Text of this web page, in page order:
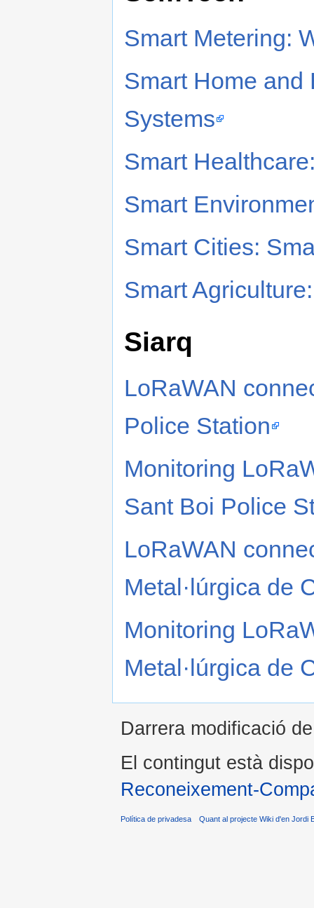
Smart Metering:
Smart Home and
Systems
Smart
Smart
Smart Cities:
Smart
Siarq
LoRaWAN
Police Station
Monitoring
Sant Boi Police
LoRaWAN
Metal·lúrgica de
Monitoring
Metal·lúrgica de
Darrera modificació
El contingut està
Reconeixement-
Política de privadesa Quant al projecte Wiki d'en Jordi